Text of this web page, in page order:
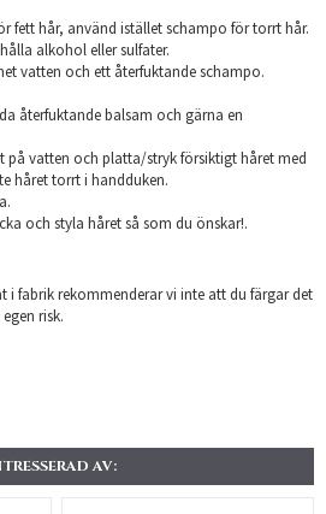
fett hår, använd istället schampo för torrt hår.
alkohol eller sulfater.
vatten och ett återfuktande schampo.
återfuktande balsam och gärna en
på vatten och platta/stryk försiktigt håret med
håret torrt i handduken.
och styla håret så som du önskar!.
i fabrik rekommenderar vi inte att du färgar det
risk.
AV: